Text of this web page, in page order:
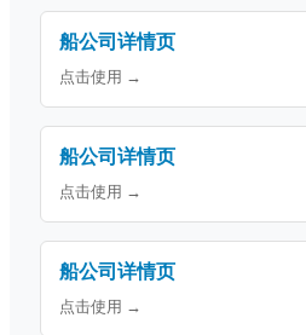
船公司详情页
点击使用 →
船公司详情页
点击使用 →
船公司详情页
点击使用 →